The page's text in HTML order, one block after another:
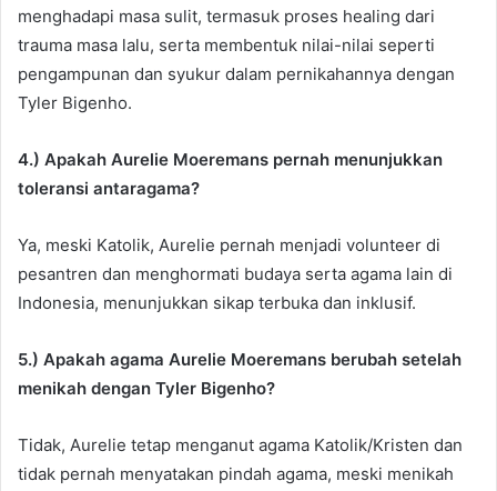
menghadapi masa sulit, termasuk proses healing dari
trauma masa lalu, serta membentuk nilai-nilai seperti
pengampunan dan syukur dalam pernikahannya dengan
Tyler Bigenho.
4.) Apakah Aurelie Moeremans pernah menunjukkan
toleransi antaragama?
Ya, meski Katolik, Aurelie pernah menjadi volunteer di
pesantren dan menghormati budaya serta agama lain di
Indonesia, menunjukkan sikap terbuka dan inklusif.
5.) Apakah agama Aurelie Moeremans berubah setelah
menikah dengan Tyler Bigenho?
Tidak, Aurelie tetap menganut agama Katolik/Kristen dan
tidak pernah menyatakan pindah agama, meski menikah